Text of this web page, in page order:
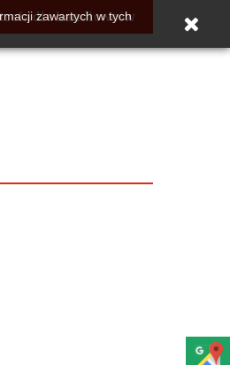
dla handlowców
zawartych w tych